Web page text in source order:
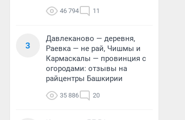
46 794 11
3
Давлеканово — деревня,
Раевка — не рай, Чишмы и
Кармаскалы — провинция с
огородами: отзывы на
райцентры Башкирии
35 886 20